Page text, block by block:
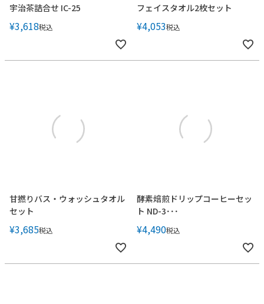
宇治茶詰合せ IC-25
¥3,618税込
フェイスタオル2枚セット
¥4,053税込
甘撚りバス・ウォッシュタオル
セット
¥3,685税込
酵素焙煎ドリップコーヒーセッ
ト ND-3･･･
¥4,490税込